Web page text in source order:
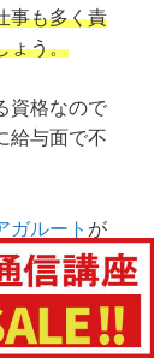
事も多く責
ょう。
資格なので
給与面で不
ガルート が
ており、初
カリキュラ